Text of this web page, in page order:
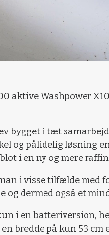
aktive Washpower
bygget i tæt
og pålidelig løsning
i en ny og mere
i visse tilfælde med
og dermed også et
i en batteriversion,
bredde på kun 53 cm